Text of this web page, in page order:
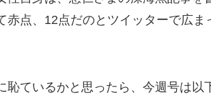
赤点、12点だのとツイッターで広ま
恥ているかと思ったら、今週号は以